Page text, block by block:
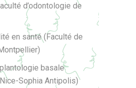
d’odontologie de
en santé (Faculté de
basale
Sophia Antipolis)